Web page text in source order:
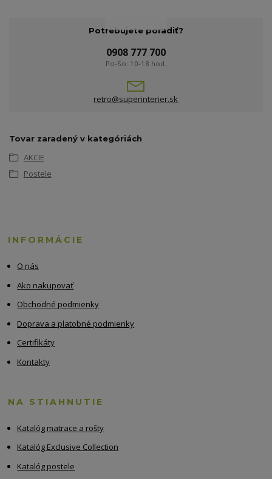
Potrebujete poradiť?
0908 777 700
Po-So: 10-18 hod.
retro@superinterier.sk
Tovar zaradený v kategóriách
AKCIE
Postele
INFORMÁCIE
O nás
Ako nakupovať
Obchodné podmienky
Doprava a platobné podmienky
Certifikáty
Kontakty
NA STIAHNUTIE
Katalóg matrace a rošty
Katalóg Exclusive Collection
Katalóg postele